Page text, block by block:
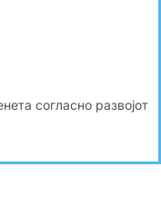
согласно развојот